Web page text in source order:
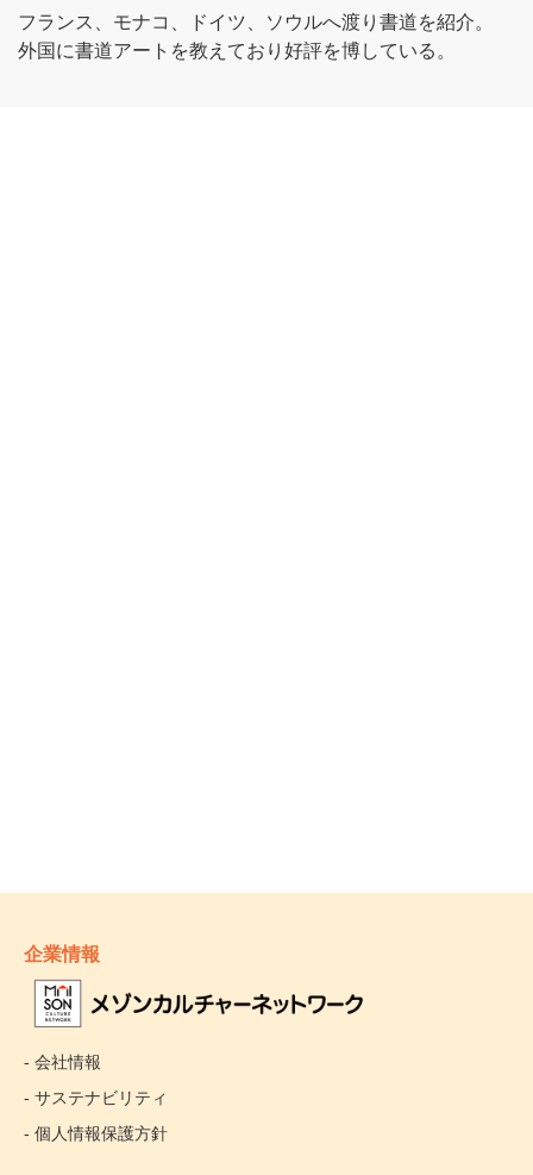
フランス、モナコ、ドイツ、ソウルへ渡り書道を紹介。
外国に書道アートを教えており好評を博している。
企業情報
- 会社情報
- サステナビリティ
- 個人情報保護方針